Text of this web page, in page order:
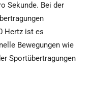
Sekunde. Bei der
Hertz ist es
Bewegungen wie
Sportübertragungen